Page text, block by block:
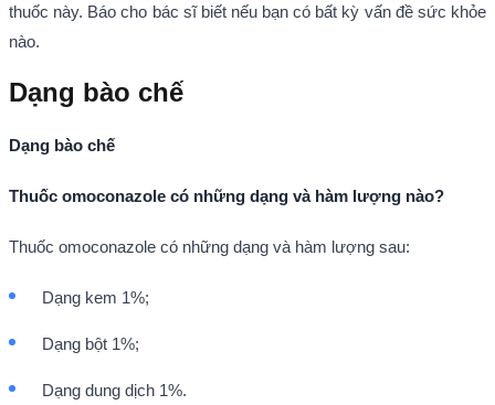
thuốc này. Báo cho bác sĩ biết nếu bạn có bất kỳ vấn đề sức khỏe
nào.
Dạng bào chế
Dạng bào chế
Thuốc omoconazole có những dạng và hàm lượng nào?
Thuốc omoconazole có những dạng và hàm lượng sau:
Dạng kem 1%;
Dạng bột 1%;
Dạng dung dịch 1%.